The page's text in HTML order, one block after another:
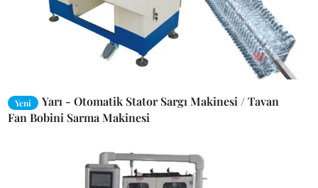
Yeni
Yarı - Otomatik Stator Sargı Makinesi / Tavan
Fan Bobini Sarma Makinesi